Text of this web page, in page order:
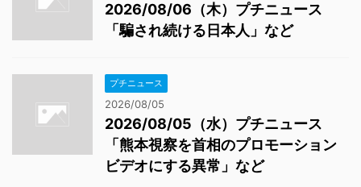
2026/08/06（木）プチニュース
「騙され続ける日本人」など
プチニュース
2026/08/05
2026/08/05（水）プチニュース
「熊本視察を首相のプロモーション
ビデオにする異常」など